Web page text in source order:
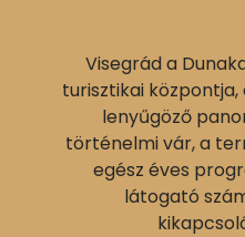
Visegrád a
turisztikai
lenyűgöző
történelmi vár, a
egész éves
látogató